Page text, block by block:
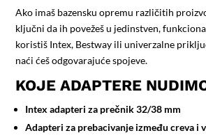
Ako imaš bazensku opremu različitih
ključni da ih povežeš u jedinstven,
koristiš Intex, Bestway ili univerzalne
naći ćeš odgovarajuće spojeve.
KOJE ADAPTERE
Intex adapteri za prečnik 32/38 mm
Adapteri za prebacivanje između creva i